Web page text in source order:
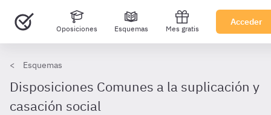
Oposiciones Esquemas Mes gratis
Acceder
Esquemas
Disposiciones Comunes a la suplicación y
casación social